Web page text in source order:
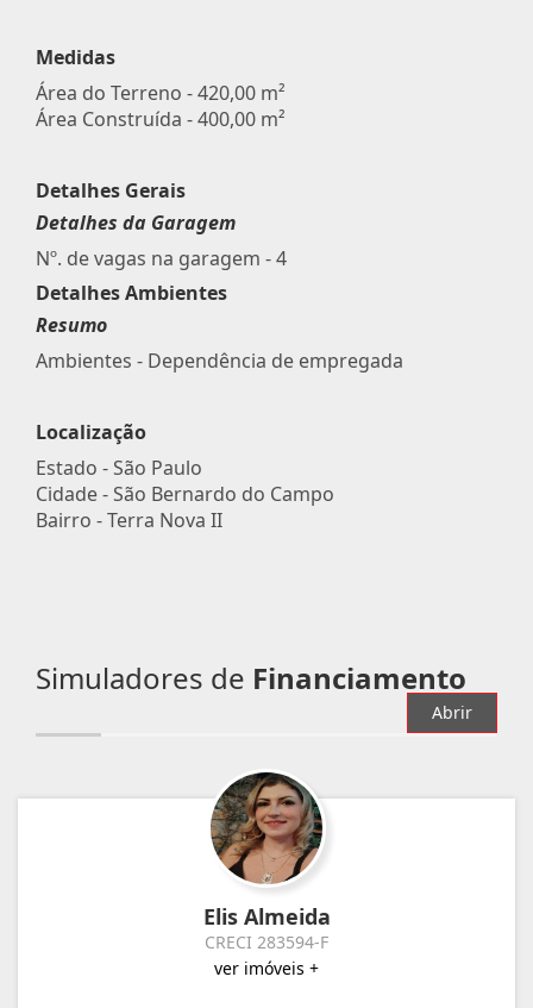
Medidas
Área do Terreno - 420,00 m²
Área Construída - 400,00 m²
Detalhes Gerais
Detalhes da Garagem
Nº. de vagas na garagem - 4
Detalhes Ambientes
Resumo
Ambientes - Dependência de empregada
Localização
Estado -São Paulo
Cidade -São Bernardo do Campo
Bairro -Terra Nova II
Simuladores de Financiamento
Abrir
Elis Almeida
CRECI 283594-F
ver imóveis +